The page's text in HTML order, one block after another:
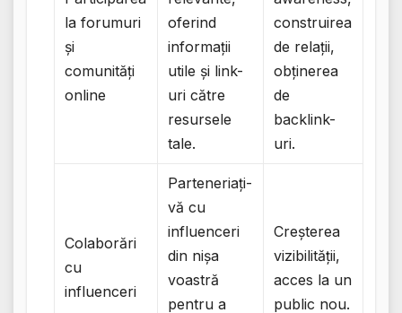
la forumuri
și
comunități
online
oferind
informații
utile și link-
uri către
resursele
tale.
construirea
de relații,
obținerea
de
backlink-
uri.
Colaborări
cu
influenceri
Parteneriați-
vă cu
influenceri
din nișa
voastră
pentru a
Creșterea
vizibilității,
acces la un
public nou.